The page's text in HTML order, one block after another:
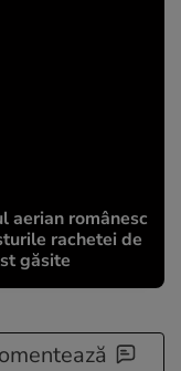
aerian românesc
rachetei de
găsite